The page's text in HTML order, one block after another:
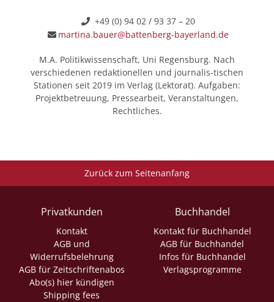
+49 (0) 94 02 / 93 37 – 20
martina.bauer@battenberg-bayerland.de
M.A. Politikwissenschaft, Uni Regensburg. Nach
verschiedenen redaktionellen und journalis-tischen
Stationen seit 2019 im Verlag (Lektorat). Aufgaben:
Projektbetreuung, Pressearbeit, Veranstaltungen,
Rechtliches.
Zurück zum Seitenanfang
Privatkunden
Kontakt
AGB und
Widerrufsbelehrung
AGB für Zeitschriftenabos
Abo(s) hier kündigen
Shipping fees
Buchhandel
Kontakt für Buchhandel
AGB für Buchhandel
Infos für Buchhandel
Verlagsprogramme